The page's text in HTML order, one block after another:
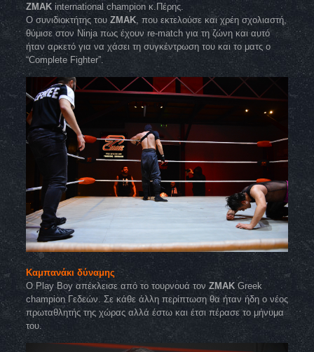
ΖΜΑΚinternational champion κ.Πέρης.
Ο συνιδιοκτήτης του ZMAK, που εκτελούσε και χρέη σχολιαστή,
θύμισε στον Ninja πως έχουν re-match για τη ζώνη και αυτό
ήταν αρκετό για να χάσει τη συγκέντρωση του και το ματς ο
“Complete Fighter”.
Καμπανάκι δύναμης
Ο Play Boy απέκλεισε από το τουρνουά τον ZMAKGreek
champion Γεδεών. Σε κάθε άλλη περίπτωση θα ήταν ήδη ο νέος
πρωταθλητής της χώρας αλλά έστω και έτσι πέρασε το μήνυμα
του.